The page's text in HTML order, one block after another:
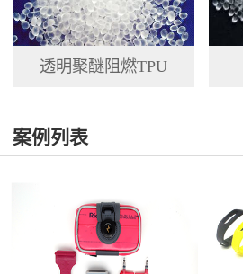
透明聚醚阻燃TPU
案例列表